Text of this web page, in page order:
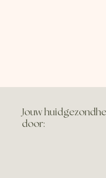
Jouw
door: